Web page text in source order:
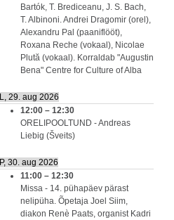
Bartók, T. Brediceanu, J. S. Bach,
T. Albinoni. Andrei Dragomir (orel),
Alexandru Pal (paaniflööt),
Roxana Reche (vokaal), Nicolae
Plută (vokaal). Korraldab "Augustin
Bena" Centre for Culture of Alba
L, 29. aug 2026
12:00 – 12:30
ORELIPOOLTUND - Andreas
Liebig (Šveits)
P, 30. aug 2026
11:00 – 12:30
Missa - 14. pühapäev pärast
nelipüha. Õpetaja Joel Siim,
diakon Renè Paats, organist Kadri